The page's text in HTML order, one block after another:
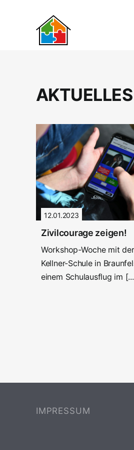
AKTUELLES
12.01.2023
Zivilcourage zeigen!
Workshop-Woche mit
Kellner-Schule in
einem Schulausflug im
IMPRESSUM